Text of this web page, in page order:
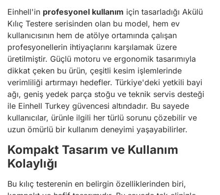
Einhell'in profesyonel kullanım için tasarladığı Akülü
Kılıç Testere serisinden olan bu model, hem ev
kullanıcısının hem de atölye ortamında çalışan
profesyonellerin ihtiyaçlarını karşılamak üzere
üretilmiştir. Güçlü motoru ve ergonomik tasarımıyla
dikkat çeken bu ürün, çeşitli kesim işlemlerinde
verimliliği artırmayı hedefler. Türkiye'deki yetkili bayi
ağı, geniş yedek parça stoğu ve teknik servis desteği
ile Einhell Turkey güvencesi altındadır. Bu sayede
kullanıcılar, ürünle ilgili her türlü sorunu çözebilir ve
uzun ömürlü bir kullanım deneyimi yaşayabilirler.
Kompakt Tasarım ve Kullanım
Kolaylığı
Bu kılıç testerenin en belirgin özelliklerinden biri,